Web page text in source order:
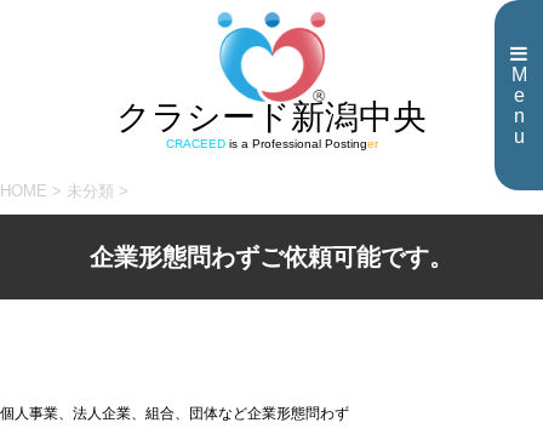
M
e
n
u
クラシード新潟中央
CRACEEDis a Professional Postinger
HOME > 未分類 >
企業形態問わずご依頼可能です。
個人事業、法人企業、組合、団体など企業形態問わず